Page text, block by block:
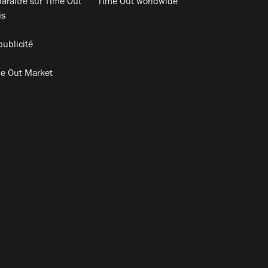
sur Time Out
Out Market
Time Out worldwide